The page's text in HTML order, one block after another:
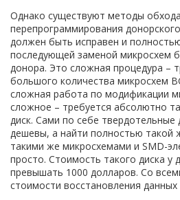
Однако существуют методы
перепрограммирования
должен быть исправен и
последующей заменой микросхем
донора. Это сложная процедура –
большого количества микросхем
сложная работа по модификации
сложное – требуется абсолютно
диск. Сами по себе твердотельные
дешевы, а найти полностью такой
такими же микросхемами и SMD-
просто. Стоимость такого диска у
превышать 1000 долларов. Со
стоимости восстановления данных